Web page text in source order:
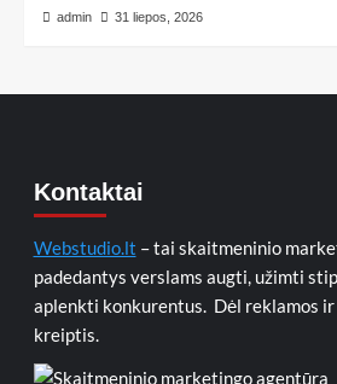
admin 31 liepos, 2026
Kontaktai
Webstudio.lt – tai skaitmeninio
padedantys verslams augti, užimti
aplenkti konkurentus. Dėl reklamos
kreiptis.